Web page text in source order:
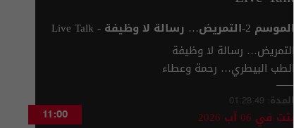
الموسم 2-التمريض… رسالة لا وظيفة - Live Talk
م٢ - الحلقة ٨٥
التمريض… رسالة لا وظيفة
الطب البيطري… رحمة وعطاء
صحة المرأة بلا حدود
المدة: 01:28:49
بثت في 06 آب 2026 11:00